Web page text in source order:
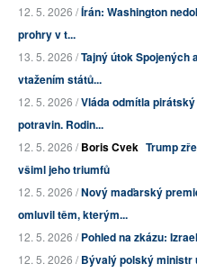
12. 5. 2026 /Írán: Washington
prohry v t...
13. 5. 2026 /Tajný útok Spojených
vtažením států...
12. 5. 2026 /Vláda odmítla
potravin. Rodin...
12. 5. 2026 /Boris Cvek Trump
všiml jeho triumfů
12. 5. 2026 /Nový maďarský
omluvil těm, kterým...
12. 5. 2026 /Pohled na zkázu:
12. 5. 2026 /Bývalý polský ministr